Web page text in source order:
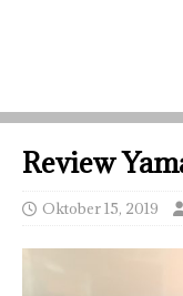
Review
Oktober 15, 2019